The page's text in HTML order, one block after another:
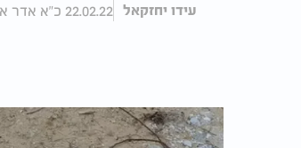
עידו יחזקאל 22.02.22 כ"א אדר א' התשפ"ב